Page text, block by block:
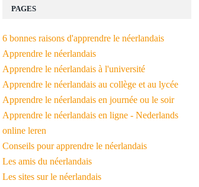
PAGES
6 bonnes raisons d'apprendre le néerlandais
Apprendre le néerlandais
Apprendre le néerlandais à l'université
Apprendre le néerlandais au collège et au lycée
Apprendre le néerlandais en journée ou le soir
Apprendre le néerlandais en ligne - Nederlands
online leren
Conseils pour apprendre le néerlandais
Les amis du néerlandais
Les sites sur le néerlandais